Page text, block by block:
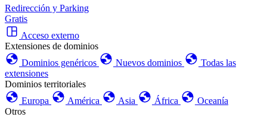
Redirección y Parking
Gratis
Acceso externo
Extensiones de dominios
Dominios genéricos
Nuevos dominios
Todas las
extensiones
Dominios territoriales
Europa
América Asia África
Oceanía
Otros